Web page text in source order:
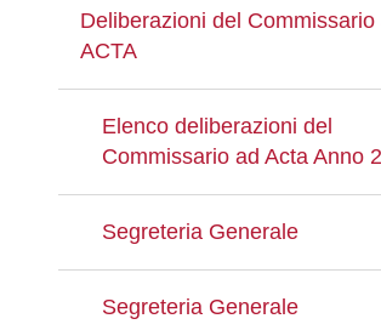
Deliberazioni del Commissario
ACTA
Elenco deliberazioni del
Commissario ad Acta Anno
Segreteria Generale
Segreteria Generale